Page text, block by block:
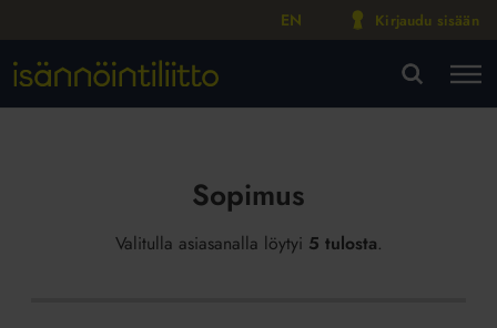
EN Kirjaudu sisään
Sopimus
Valitulla asiasanalla löytyi 5 tulosta.